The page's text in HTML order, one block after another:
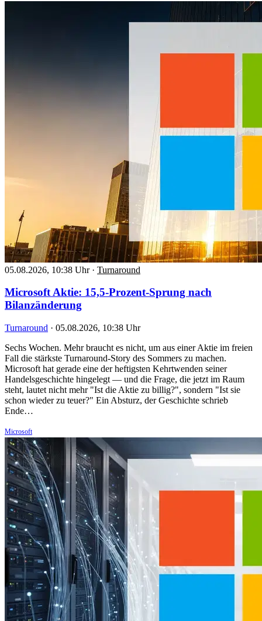
05.08.2026, 10:38 Uhr · Turnaround
Microsoft Aktie: 15,5-Prozent-Sprung nach
Bilanzänderung
Turnaround · 05.08.2026, 10:38 Uhr
Sechs Wochen. Mehr braucht es nicht, um aus einer Aktie im freien
Fall die stärkste Turnaround-Story des Sommers zu machen.
Microsoft hat gerade eine der heftigsten Kehrtwenden seiner
Handelsgeschichte hingelegt — und die Frage, die jetzt im Raum
steht, lautet nicht mehr "Ist die Aktie zu billig?", sondern "Ist sie
schon wieder zu teuer?" Ein Absturz, der Geschichte schrieb
Ende…
Microsoft